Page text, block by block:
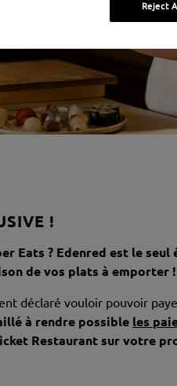
!
Eats ? Edenred est le seul
de vos plats à emporter !
déclaré vouloir pouvoir
à rendre possible les
Restaurant sur votre
Reject